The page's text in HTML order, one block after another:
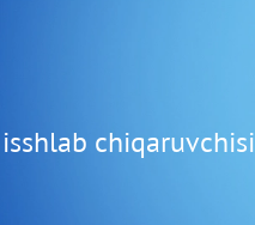
chiqaruvchisi